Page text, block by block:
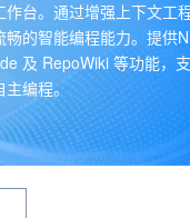
作台。通过增强上下文工
畅的智能编程能力。提供
及 RepoWiki 等功能，
编程。